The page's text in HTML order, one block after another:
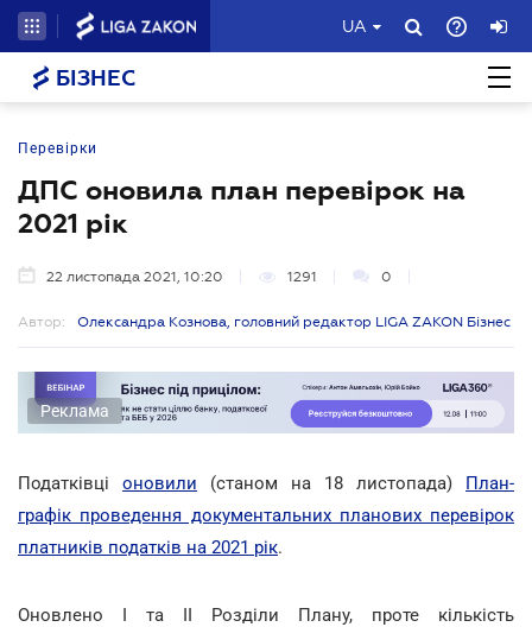
UA
БІЗНЕС
Перевірки
ДПС оновила план перевірок на
2021 рік
22 листопада 2021, 10:20 1291 0
Автор: Олександра Кознова, головний редактор LIGA ZAKON Бізнес
Реклама
Податківці оновили (станом на 18 листопада) План-
графік проведення документальних планових перевірок
платників податків на 2021 рік.
Оновлено І та ІІ Розділи Плану, проте кількість